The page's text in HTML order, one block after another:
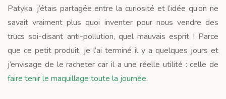
Patyka, j’étais partagée entre la curiosité et l’idée qu’on ne
savait vraiment plus quoi inventer pour nous vendre des
trucs soi-disant anti-pollution, quel mauvais esprit ! Parce
que ce petit produit, je l’ai terminé il y a quelques jours et
j’envisage de le racheter car il a une réelle utilité : celle de
faire tenir le maquillage toute la journée.